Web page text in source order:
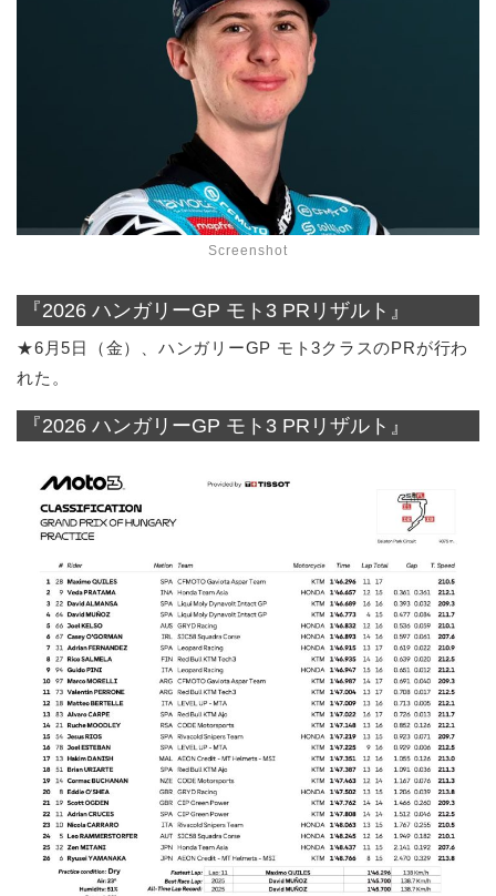
Screenshot
『2026 ハンガリーGP モト3 PRリザルト』
★6月5日（金）、ハンガリーGP モト3クラスのPRが行わ
れた。
『2026 ハンガリーGP モト3 PRリザルト』